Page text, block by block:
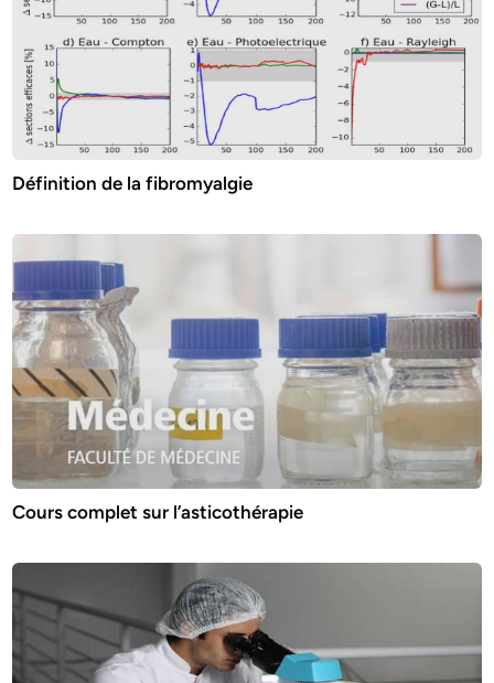
Définition de la fibromyalgie
Cours complet sur l’asticothérapie